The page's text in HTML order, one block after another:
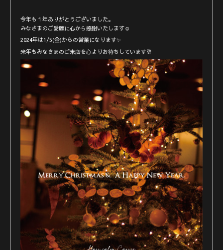
今年も１年ありがとうございました。
みなさまのご愛顧に心から感謝いたします☺️
2024年は1/5(金)からの営業になります✨
来年もみなさまのご来店を心よりお待ちしています🥂